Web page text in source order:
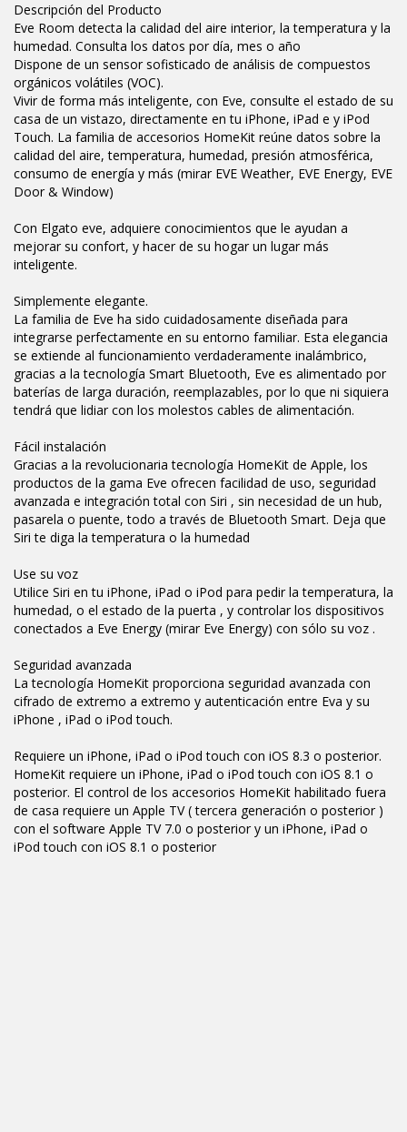
Descripción del Producto
Eve Room detecta la calidad del aire interior, la temperatura y la
humedad. Consulta los datos por día, mes o año
Dispone de un sensor sofisticado de análisis de compuestos
orgánicos volátiles (VOC).
Vivir de forma más inteligente, con Eve, consulte el estado de su
casa de un vistazo, directamente en tu iPhone, iPad e y iPod
Touch. La familia de accesorios HomeKit reúne datos sobre la
calidad del aire, temperatura, humedad, presión atmosférica,
consumo de energía y más (mirar EVE Weather, EVE Energy, EVE
Door & Window)
Con Elgato eve, adquiere conocimientos que le ayudan a
mejorar su confort, y hacer de su hogar un lugar más
inteligente.
Simplemente elegante.
La familia de Eve ha sido cuidadosamente diseñada para
integrarse perfectamente en su entorno familiar. Esta elegancia
se extiende al funcionamiento verdaderamente inalámbrico,
gracias a la tecnología Smart Bluetooth, Eve es alimentado por
baterías de larga duración, reemplazables, por lo que ni siquiera
tendrá que lidiar con los molestos cables de alimentación.
Fácil instalación
Gracias a la revolucionaria tecnología HomeKit de Apple, los
productos de la gama Eve ofrecen facilidad de uso, seguridad
avanzada e integración total con Siri , sin necesidad de un hub,
pasarela o puente, todo a través de Bluetooth Smart. Deja que
Siri te diga la temperatura o la humedad
Use su voz
Utilice Siri en tu iPhone, iPad o iPod para pedir la temperatura, la
humedad, o el estado de la puerta , y controlar los dispositivos
conectados a Eve Energy (mirar Eve Energy) con sólo su voz .
Seguridad avanzada
La tecnología HomeKit proporciona seguridad avanzada con
cifrado de extremo a extremo y autenticación entre Eva y su
iPhone , iPad o iPod touch.
Requiere un iPhone, iPad o iPod touch con iOS 8.3 o posterior.
HomeKit requiere un iPhone, iPad o iPod touch con iOS 8.1 o
posterior. El control de los accesorios HomeKit habilitado fuera
de casa requiere un Apple TV ( tercera generación o posterior )
con el software Apple TV 7.0 o posterior y un iPhone, iPad o
iPod touch con iOS 8.1 o posterior